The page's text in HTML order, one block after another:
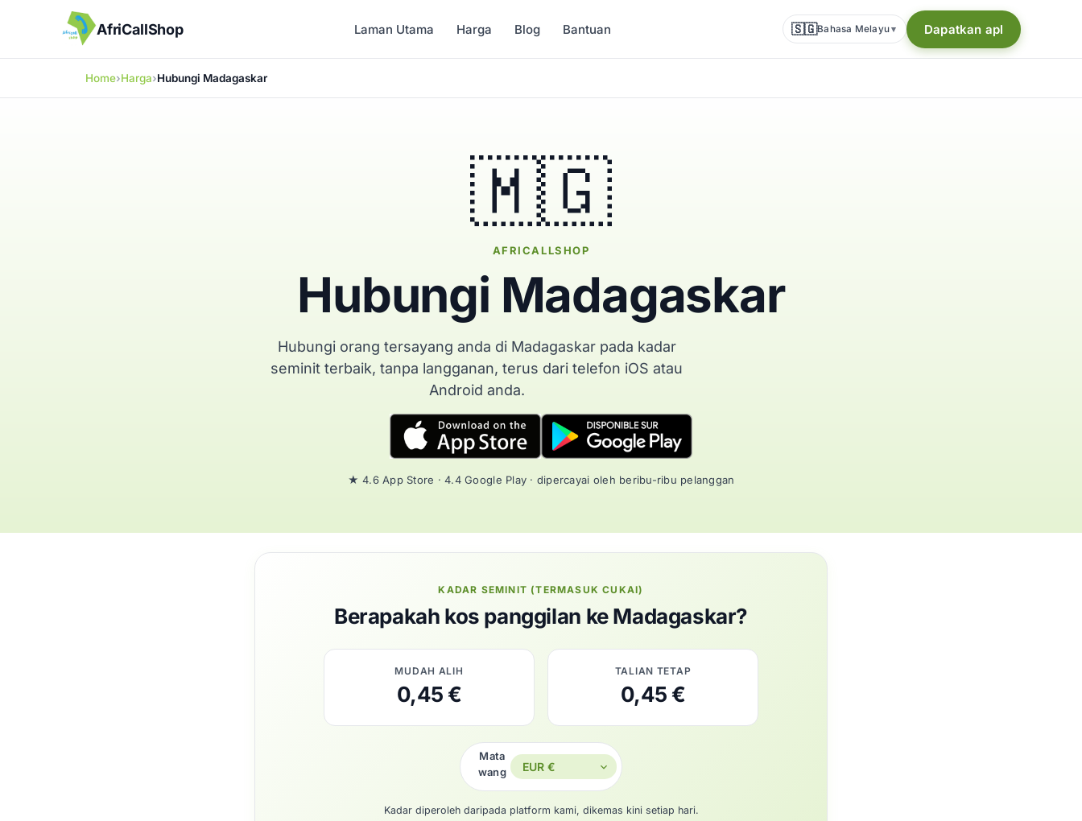
AfriCallShop Laman Utama Harga Blog Bantuan 🇸🇬Bahasa Melayu▾ Dapatkan apl
Home Harga Hubungi Madagaskar
🇲🇬
AFRICALLSHOP
Hubungi Madagaskar
Hubungi orang tersayang anda di Madagaskar pada kadar
seminit terbaik, tanpa langganan, terus dari telefon iOS atau
Android anda.
★ 4.6 App Store · 4.4 Google Play · dipercayai oleh beribu-ribu pelanggan
KADAR SEMINIT (TERMASUK CUKAI)
Berapakah kos panggilan ke Madagaskar?
MUDAH ALIH
0,45 €
TALIAN TETAP
0,45 €
Mata
wang
Kadar diperoleh daripada platform kami, dikemas kini setiap hari.